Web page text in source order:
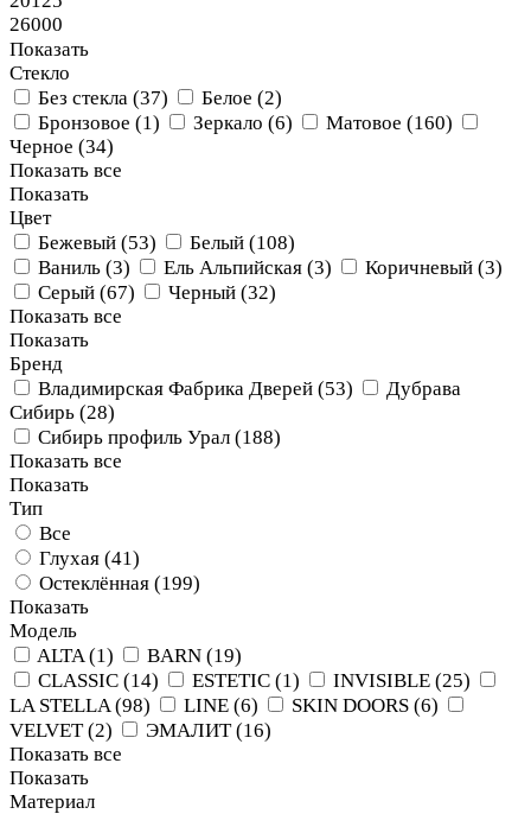
26000
Показать
Стекло
Без стекла (37) Белое (2)
Бронзовое (1) Зеркало (6) Матовое (160)
Черное (34)
Показать все
Показать
Цвет
Бежевый (53) Белый (108)
Ваниль (3) Ель Альпийская (3) Коричневый (3)
Серый (67) Черный (32)
Показать все
Показать
Бренд
Владимирская Фабрика Дверей (53)
Дубрава
Сибирь (28)
Сибирь профиль Урал (188)
Показать все
Показать
Тип
Все
Глухая (41)
Остеклённая (199)
Показать
Модель
ALTA (1) BARN (19)
CLASSIC (14) ESTETIC (1) INVISIBLE (25)
LA STELLA (98) LINE (6) SKIN DOORS (6)
VELVET (2) ЭМАЛИТ (16)
Показать все
Показать
Материал